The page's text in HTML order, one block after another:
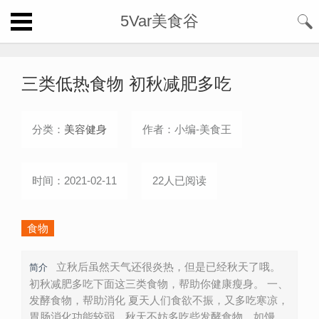
5Var美食谷
三类低热食物 初秋减肥多吃
分类： 美容健身 作者：小编-美食王
时间：2021-02-11 22人已阅读
食物
简介
立秋后虽然天气还很炎热，但是已经秋天了哦。
初秋减肥多吃下面这三类食物，帮助你健康瘦身。 一、
发酵食物，帮助消化 夏天人们食欲不振，又多吃寒凉，
胃肠消化功能较弱。秋天不妨多吃些发酵食物，如馒